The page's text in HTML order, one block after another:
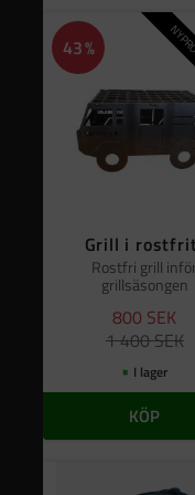
Grill i
Rostfri grill
grillsäsongen
800 SEK
1 400SEK
43%
I lager
KÖP